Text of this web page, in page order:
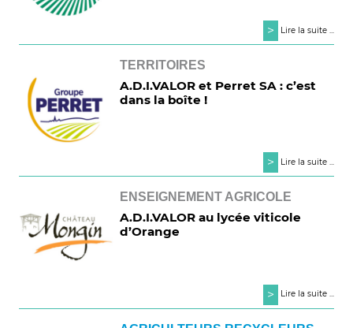
> Lire la suite ...
TERRITOIRES
A.D.I.VALOR et Perret SA : c’est
dans la boîte !
> Lire la suite ...
ENSEIGNEMENT AGRICOLE
A.D.I.VALOR au lycée viticole
d’Orange
> Lire la suite ...